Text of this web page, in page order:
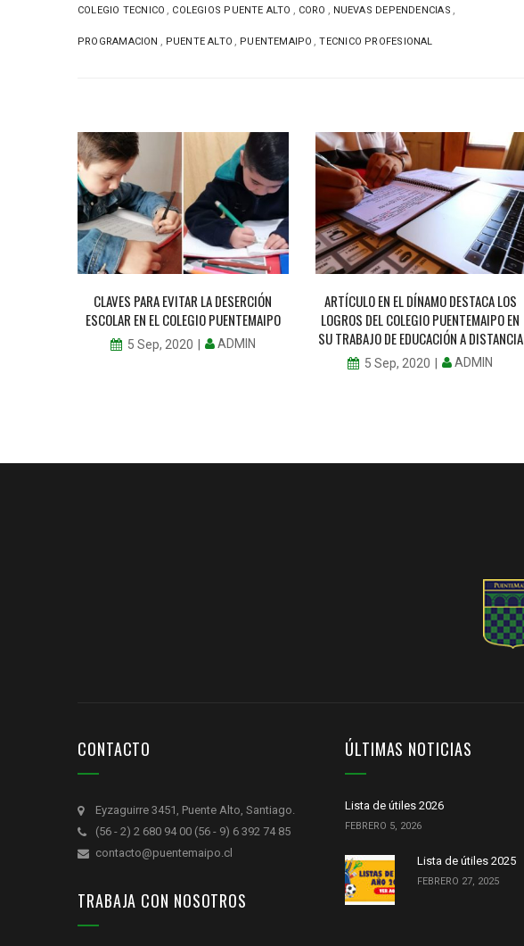
COLEGIO TECNICO , COLEGIOS PUENTE ALTO , CORO , NUEVAS DEPENDENCIAS ,
PROGRAMACION , PUENTE ALTO , PUENTEMAIPO ,TECNICO PROFESIONAL
CLAVES PARA EVITAR LA DESERCIÓN
ESCOLAR EN EL COLEGIO PUENTEMAIPO
5 Sep, 2020 ADMIN
ARTÍCULO EN EL DÍNAMO DESTACA LOS
LOGROS DEL COLEGIO PUENTEMAIPO EN
SU TRABAJO DE EDUCACIÓN A DISTANCIA
5 Sep, 2020 ADMIN
CONTACTO
Eyzaguirre 3451, Puente Alto, Santiago.
(56 - 2) 2 680 94 00 (56 - 9) 6 392 74 85
contacto@puentemaipo.cl
TRABAJA CON NOSOTROS
ÚLTIMAS NOTICIAS
Lista de útiles 2026
FEBRERO 5, 2026
Lista de útiles 2025
FEBRERO 27, 2025